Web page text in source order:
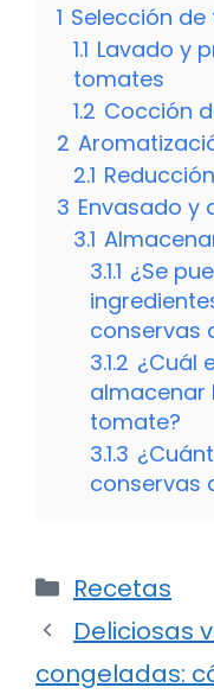
1 Selección
1.1 Lavado y
tomates
1.2 Cocción
2
2.1
3 Envasado y
3.1
3.1.1 ¿Se
conservas
3.1.2 ¿Cuál
almacenar
tomate?
3.1.3
conservas
Categorías
Recetas
Deliciosas
congeladas: